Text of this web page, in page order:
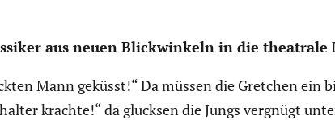
aus neuen Blick­win­keln in die theatrale
Mann geküsst!“ Da müssen die Gretchen ein
krachte!“ da glucksen die Jungs vergnügt